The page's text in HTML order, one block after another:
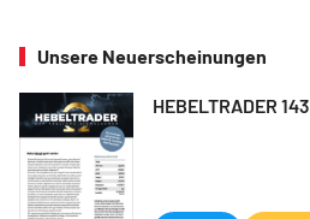
Unsere Neuerscheinungen
HEBELTRADER